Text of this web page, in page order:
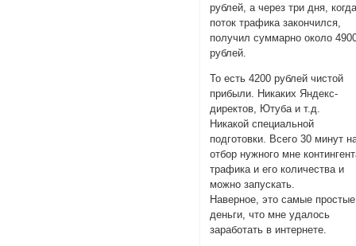
pублей, а через три дня,
поток трафика закончился,
получил суммарно около
pублей.
То есть 4200 pублей чистой
прибыли. Никаких Яндекс-
директов, Ютуба и т.д.
Никакой специальной
подготовки. Всего 30 минут
отбор нужного мне
трафика и его количества и
можно запускать.
Наверное, это самые простые
дeньги, что мне удалось
заpаботать в интернете.